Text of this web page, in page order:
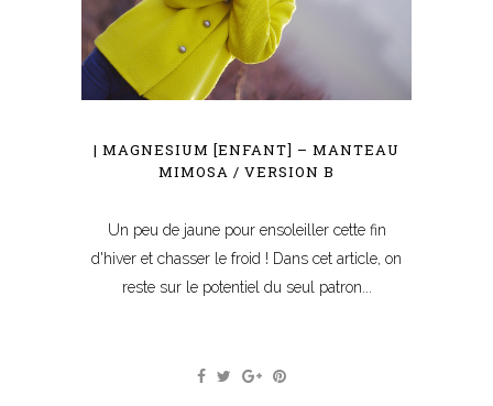
| MAGNESIUM [ENFANT] – MANTEAU
MIMOSA / VERSION B
Un peu de jaune pour ensoleiller cette fin
d'hiver et chasser le froid ! Dans cet article, on
reste sur le potentiel du seul patron...